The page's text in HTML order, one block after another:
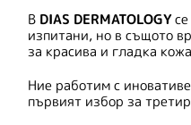
В DIAS DERMATOLOGYсе
изпитани, но в същото
за красива и гладка
Ние работим с
първият избор за